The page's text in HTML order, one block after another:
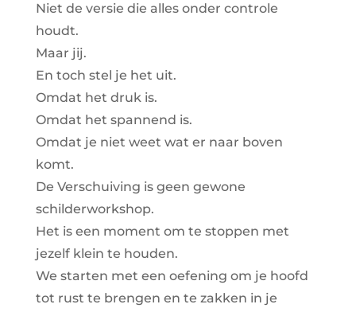
Niet de versie die alles onder controle
houdt.
Maar jij.
En toch stel je het uit.
Omdat het druk is.
Omdat het spannend is.
Omdat je niet weet wat er naar boven
komt.
De Verschuiving is geen gewone
schilderworkshop.
Het is een moment om te stoppen met
jezelf klein te houden.
We starten met een oefening om je hoofd
tot rust te brengen en te zakken in je